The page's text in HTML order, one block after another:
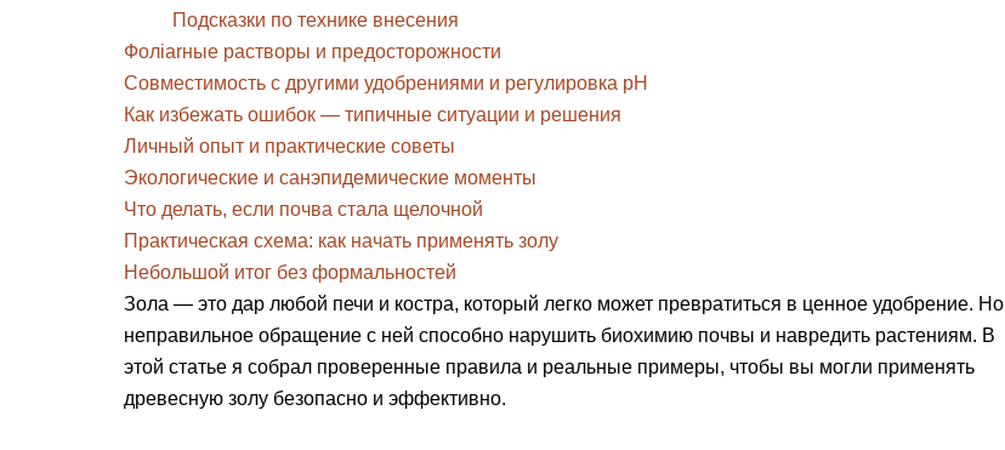
Подсказки по технике внесения
Фолiarные растворы и предосторожности
Совместимость с другими удобрениями и регулировка pH
Как избежать ошибок — типичные ситуации и решения
Личный опыт и практические советы
Экологические и санэпидемические моменты
Что делать, если почва стала щелочной
Практическая схема: как начать применять золу
Небольшой итог без формальностей
Зола — это дар любой печи и костра, который легко может превратиться в ценное удобрение. Но
неправильное обращение с ней способно нарушить биохимию почвы и навредить растениям. В
этой статье я собрал проверенные правила и реальные примеры, чтобы вы могли применять
древесную золу безопасно и эффективно.